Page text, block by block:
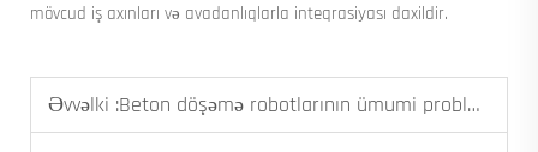
mövcud iş axınları və avadanlıqlarla inteqrasiyası daxildir.
Əvvəlki :Beton döşəmə robotlarının ümumi problemləri və həlləri